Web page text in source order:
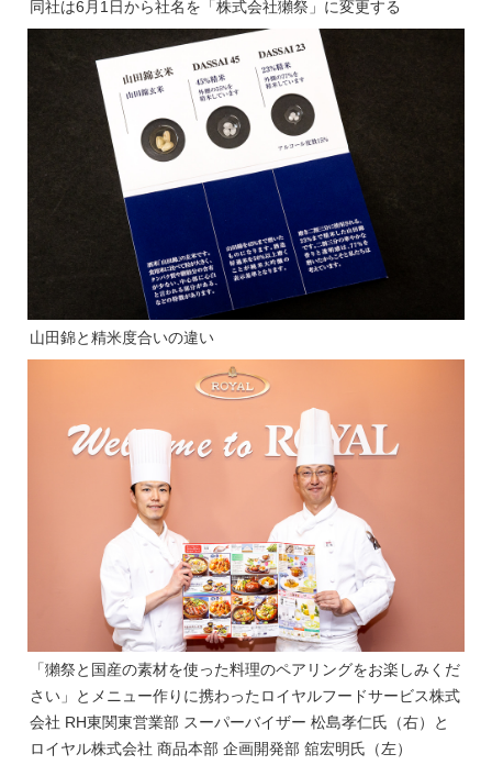
同社は6月1日から社名を「株式会社獺祭」に変更する
山田錦と精米度合いの違い
「獺祭と国産の素材を使った料理のペアリングをお楽しみくだ
さい」とメニュー作りに携わったロイヤルフードサービス株式
会社 RH東関東営業部 スーパーバイザー 松島孝仁氏（右）と
ロイヤル株式会社 商品本部 企画開発部 舘宏明氏（左）